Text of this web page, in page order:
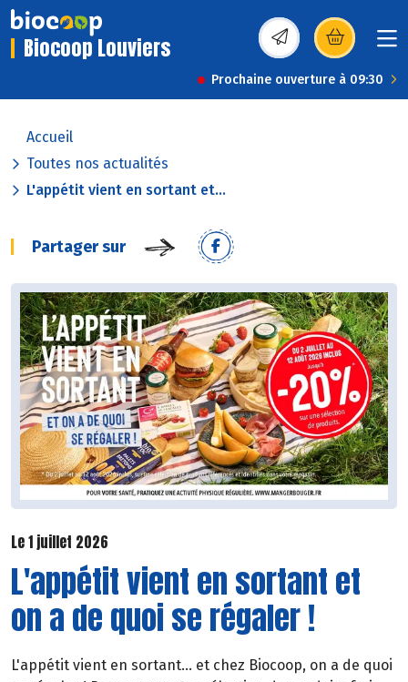
Biocoop Louviers (s’ouvre dans une
Prochaine ouverture à 09:30
Accueil
Toutes nos actualités
L'appétit vient en sortant et...
Partager sur
Le 1 juillet 2026
L'appétit vient en sortant et
on a de quoi se régaler !
L'appétit vient en sortant... et chez Biocoop, on a de quoi